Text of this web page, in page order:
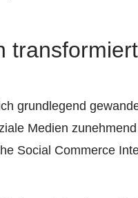
grundlegend
Medien
Social Commerce